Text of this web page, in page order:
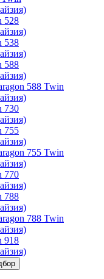
528
538
588
588 Twin
730
755
755 Twin
770
788
788 Twin
918